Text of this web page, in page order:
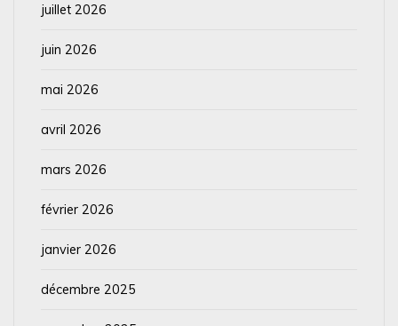
juillet 2026
juin 2026
mai 2026
avril 2026
mars 2026
février 2026
janvier 2026
décembre 2025